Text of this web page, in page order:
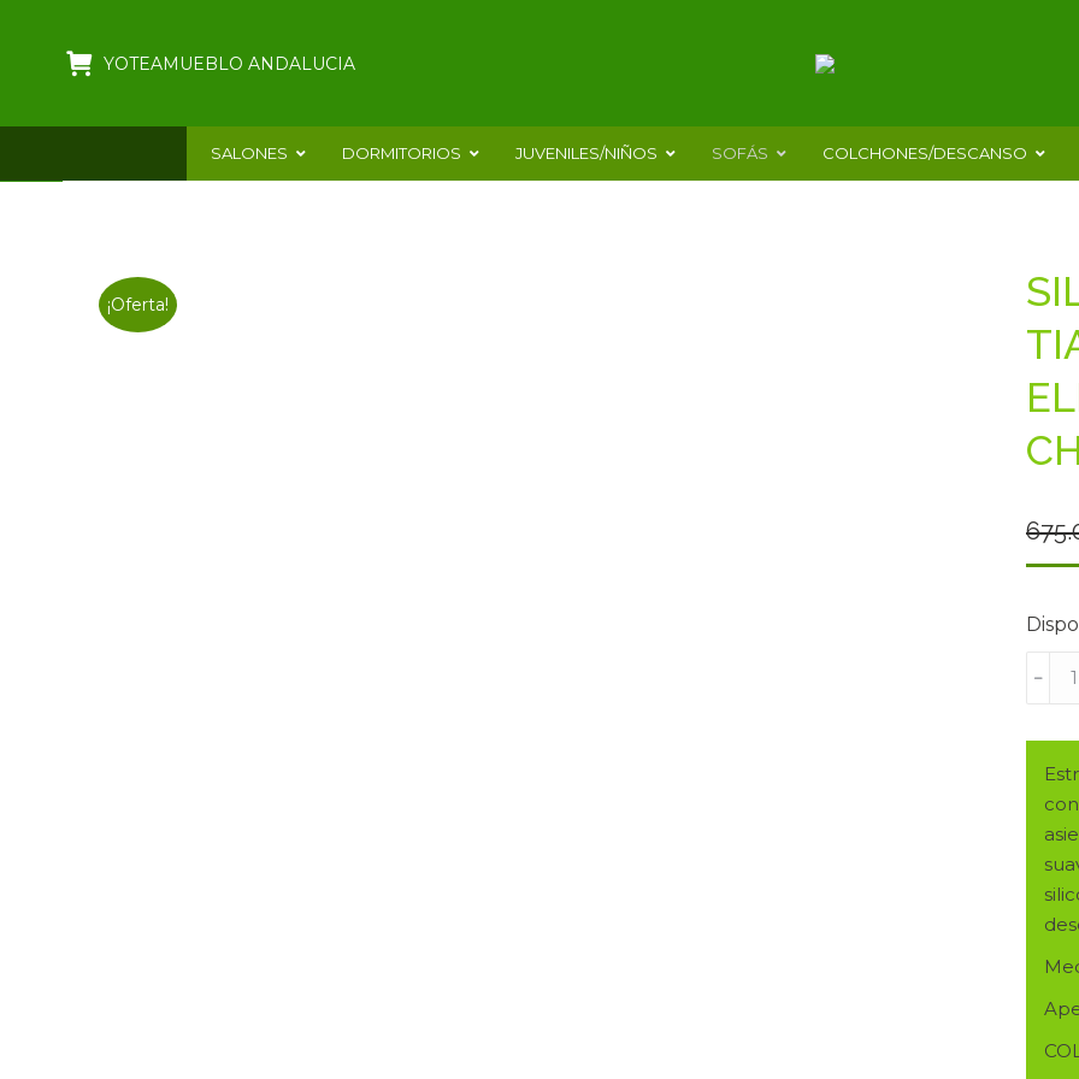
YOTEAMUEBLO ANDALUCIA
SALONES DORMITORIOS JUVENILES/NIÑOS SOFÁS COLCHONES/DESCANSO
¡Oferta!
EN
﹣